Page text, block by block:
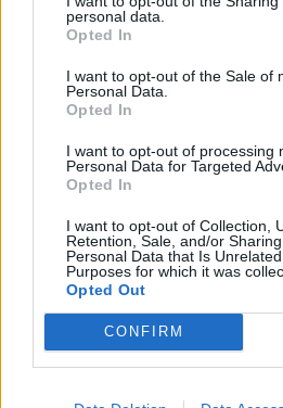
personal data.
Opted In
I want to opt-out of the Sale of
Personal Data.
Opted In
I want to opt-out of processing
Personal Data for Targeted
Opted In
I want to opt-out of Collection,
Retention, Sale, and/or
Personal Data that Is
Purposes for which it was
Opted Out
CONFIRM
szóljon hozzá!
Ezek is
Krónika
Krónika
Előrejelzés: